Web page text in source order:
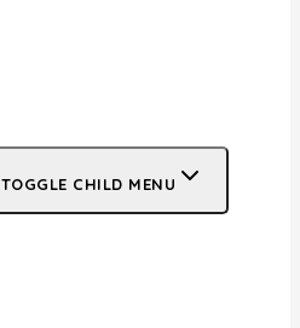
TOGGLE CHILD MENU